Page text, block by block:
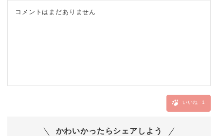
コメントはまだありません
いいね 1
かわいかったらシェアしよう